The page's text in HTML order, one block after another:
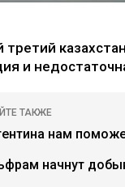
и
ТАКЖЕ
нам
начнут